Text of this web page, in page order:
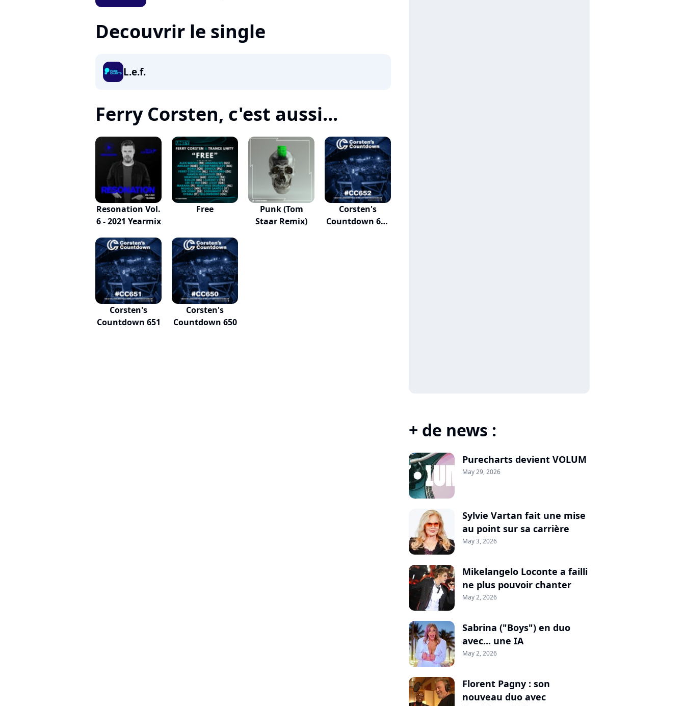
Decouvrir le single
L.e.f.
Ferry Corsten, c'est aussi...
Resonation Vol.
6 - 2021 Yearmix
Free
Punk (Tom
Staar Remix)
Corsten's
Countdown 652
Corsten's
Countdown 651
Corsten's
Countdown 650
+ de news :
Purecharts devient VOLUM
May 29, 2026
Sylvie Vartan fait une mise
au point sur sa carrière
May 3, 2026
Mikelangelo Loconte a failli
ne plus pouvoir chanter
May 2, 2026
Sabrina ("Boys") en duo
avec... une IA
May 2, 2026
Florent Pagny : son
nouveau duo avec